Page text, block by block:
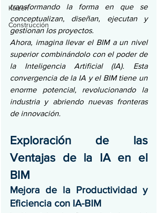
Kaizen
Construcción
transformando la forma en que se
conceptualizan, diseñan, ejecutan y
gestionan los proyectos.
Ahora, imagina llevar el BIM a un nivel
superior combinándolo con el poder de
la Inteligencia Artificial (IA). Esta
convergencia de la IA y el BIM tiene un
enorme potencial, revolucionando la
industria y abriendo nuevas fronteras
de innovación.
Exploración de las
Ventajas de la IA en el
BIM
Mejora de la Productividad y
Eficiencia con IA-BIM